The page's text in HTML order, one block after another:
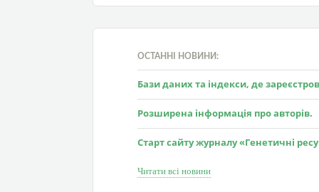
ОСТАННІ НОВИНИ:
Бази даних та індекси, де
Розширена інформація про авторів.
Старт сайту журналу «Генетичні
Читати всі новини